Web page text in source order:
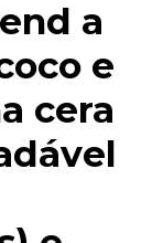
a
e
cera